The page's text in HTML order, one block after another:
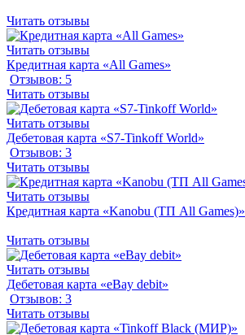
Читать отзывы
Читать отзывы
Кредитная карта «All Games»
Отзывов: 5
Читать отзывы
Читать отзывы
Дебетовая карта «S7-Tinkoff World»
Отзывов: 3
Читать отзывы
Читать отзывы
Кредитная карта «Kanobu (ТП All Games)»
Читать отзывы
Читать отзывы
Дебетовая карта «eBay debit»
Отзывов: 3
Читать отзывы